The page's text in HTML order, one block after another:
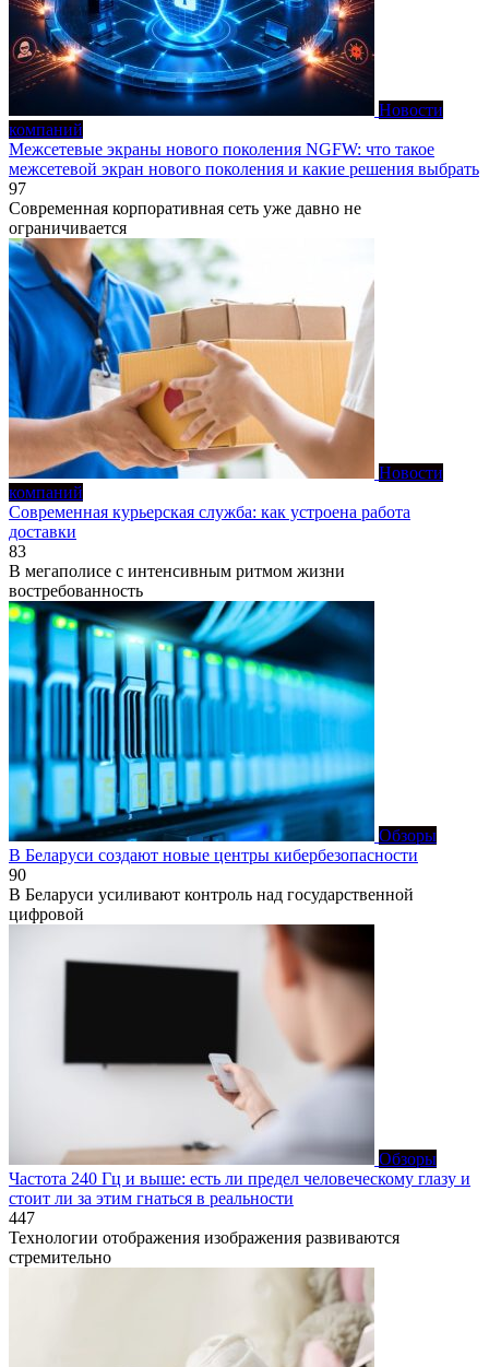
Новости
компаний
Межсетевые экраны нового поколения NGFW: что такое
межсетевой экран нового поколения и какие решения выбрать
97
Современная корпоративная сеть уже давно не
ограничивается
Новости
компаний
Современная курьерская служба: как устроена работа
доставки
83
В мегаполисе с интенсивным ритмом жизни
востребованность
Обзоры
В Беларуси создают новые центры кибербезопасности
90
В Беларуси усиливают контроль над государственной
цифровой
Обзоры
Частота 240 Гц и выше: есть ли предел человеческому глазу и
стоит ли за этим гнаться в реальности
447
Технологии отображения изображения развиваются
стремительно